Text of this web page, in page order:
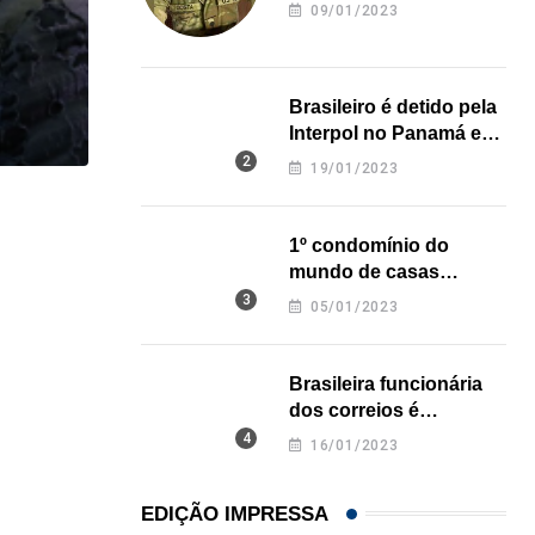
, ,
Professor brasileiro de jiu-jítsu é preso pelo ICE...
09/01/2023
Brasileiro é detido pela
Interpol no Panamá e
pode pegar prisão
19/01/2023
1º condomínio do
mundo de casas
impressas em 3D é
05/01/2023
Brasileira funcionária
dos correios é
assassinada a facadas
16/01/2023
EDIÇÃO IMPRESSA